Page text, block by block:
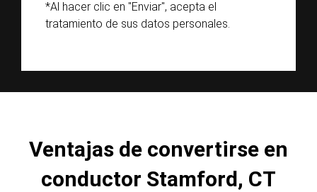
*Al hacer clic en "Enviar", acepta el
tratamiento de sus datos personales.
Ventajas de convertirse en
conductor Stamford, CT